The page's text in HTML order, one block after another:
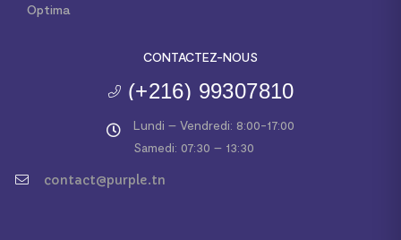
Optima
CONTACTEZ-NOUS
(+216) 99307810
Lundi – Vendredi: 8:00-17:00
Samedi: 07:30 – 13:30
contact@purple.tn